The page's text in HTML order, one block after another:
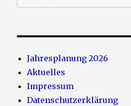
nach:
Jahresplanung 2026
Aktuelles
Impressum
Datenschutzerklärung